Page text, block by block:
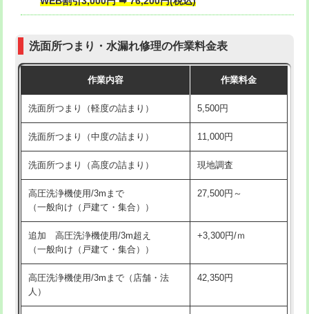
マス交換（深さ50㎝以上）
モルタル補修（厚さ10㎝まで） 27,500円
モルタル補修（厚さ10㎝超え） 38,500円
洗面台設置 38,500円
バスタブ設置 現場見積
追加人工 16,500円
廃棄・処分
※給水管工事は20mmまでの価格です。
（P/S/ポップアップ））
交換・取付（その他部品） 11,000円+材料費
持込商品取付（単水栓） 13,200円
持込商品取付（混合水栓） 16,500円
持込商品取付（浄水器・分岐水栓） 16,500円
給水管工事※（ホール加工) 16,500円
給水管工事※（バンド止め)
給水管工事※（支持金具設置) 5,500円
給水管工事※（保温材使用（バンド止
め込み）)
5,500円
給水管工事※（土の掘削・埋め戻し作
11,000円
洗面所つまり・水漏れ修理の作業料金表
作業内容 作業料金
洗面所つまり（軽度の詰まり） 5,500円
洗面所つまり（中度の詰まり） 11,000円
洗面所つまり（高度の詰まり） 現地調査
高圧洗浄機使用/3mまで
（一般向け（戸建て・集合））
27,500円～
追加 高圧洗浄機使用/3m超え
（一般向け（戸建て・集合））
+3,300円/ｍ
高圧洗浄機使用/3mまで（店舗・法
人）
42,350円